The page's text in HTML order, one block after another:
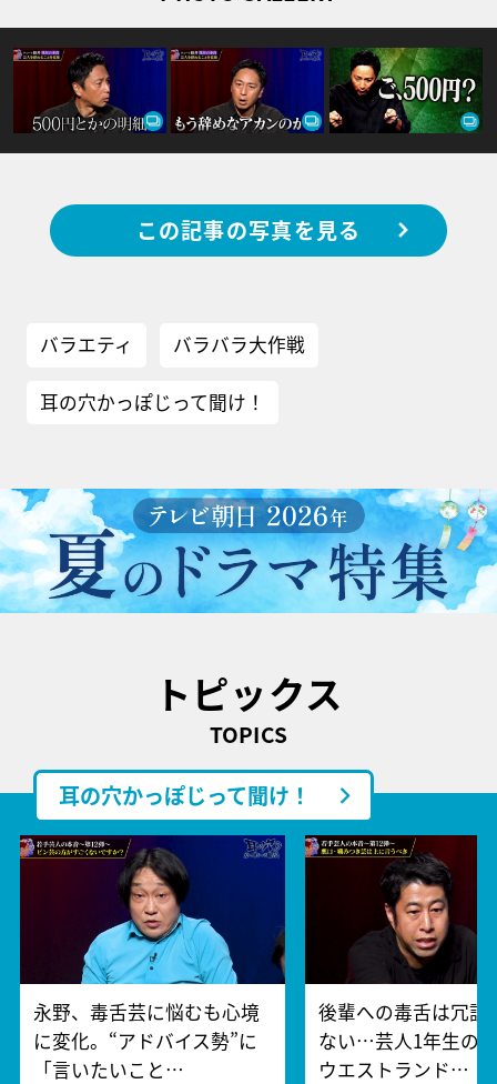
この記事の写真を見る
バラエティ バラバラ大作戦
耳の穴かっぽじって聞け！
トピックス
TOPICS
耳の穴かっぽじって聞け！
永野、毒舌芸に悩むも心境
に変化。“アドバイス勢”に
「言いたいこと…
後輩への毒舌は冗談
ない…芸人1年生の“
ウエストランド…